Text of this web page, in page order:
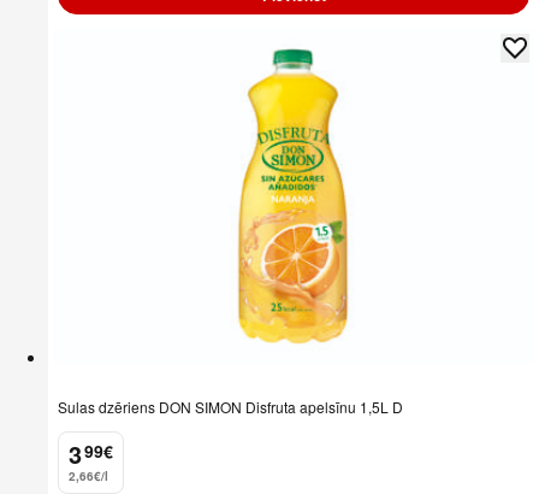
Sulas dzēriens DON SIMON Disfruta apelsīnu 1,5L D
3
. 99€
2,66€/l